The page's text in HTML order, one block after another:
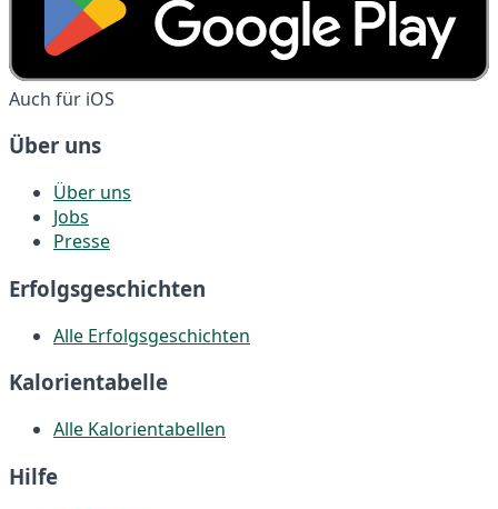
Auch für iOS
Über uns
Über uns
Jobs
Presse
Erfolgsgeschichten
Alle Erfolgsgeschichten
Kalorientabelle
Alle Kalorientabellen
Hilfe